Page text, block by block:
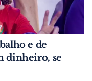
e de
dinheiro, se